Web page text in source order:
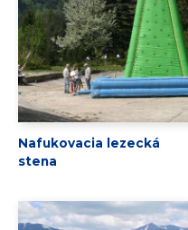
Nafukovacia lezecká
stena